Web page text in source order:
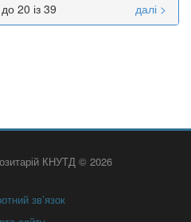
20 із 39 далі >
КНУТД © 2026
зв’язок